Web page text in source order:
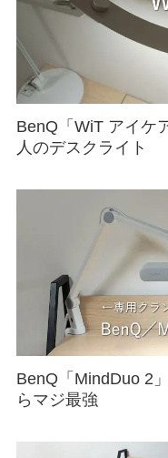
BenQ「WiT アイケ
人のデスクライト
BenQ「MindDuo 2
らマジ最強